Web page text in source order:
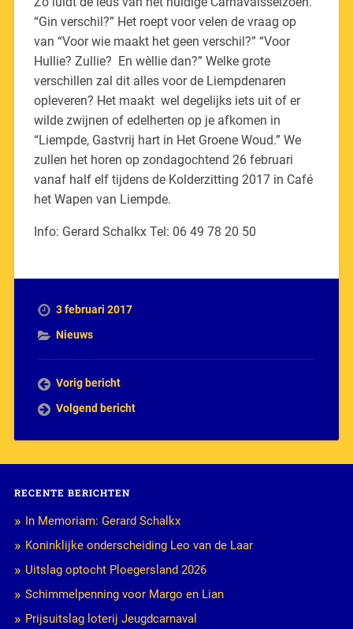
“Gin verschil?” Het roept voor velen de vraag op
van “Voor wie maakt het geen verschil?” “Voor
Hullie? Zullie? En wèllie dan?” Welke grote
verschillen zal dit alles voor de Liempdenaren
opleveren? Het maakt wel degelijks iets uit of er
wilde zwijnen of edelherten op je afkomen in
“Liempde, Gastvrij hart in Het Groene Woud.” We
zullen het horen op zondagochtend 26 februari
vanaf half elf tijdens de Kolderzitting 2017 in Café
het Wapen van Liempde.
Info: Gerard Schalkx Tel: 06 49 78 20 50
3 februari 2017
Nieuws
Vorig bericht
Volgend bericht
RECENTE BERICHTEN
In Memoriam: Gerard Schalkx
Koninklijke onderscheiding Leo van de Laar
Uitslag optocht Ploegersland 2026
Schimmelpenning voor Margo en Lian
Prijsuitslag loterij Jeugdcarnaval